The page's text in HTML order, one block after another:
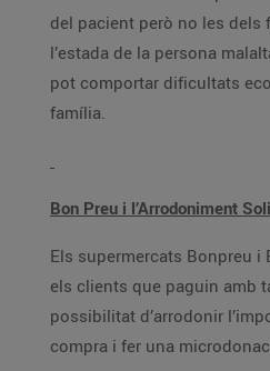
del pacient però no les dels
l’estada de la persona
pot comportar dificultats econòmiques per a la
família.
Bon Preu i l’Arrodoniment
Els supermercats Bonpreu i
els clients que paguin amb targeta bancària la
possibilitat d’arrodonir l’import final
compra i fer una